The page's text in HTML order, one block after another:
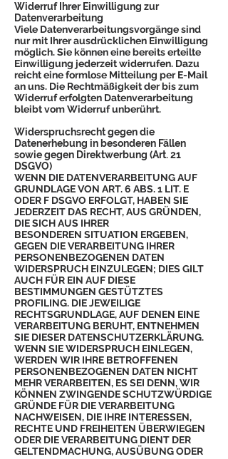
Widerruf Ihrer Einwilligung zur
Datenverarbeitung
Viele Datenverarbeitungsvorgänge sind
nur mit Ihrer ausdrücklichen Einwilligung
möglich. Sie können eine bereits erteilte
Einwilligung jederzeit widerrufen. Dazu
reicht eine formlose Mitteilung per E-Mail
an uns. Die Rechtmäßigkeit der bis zum
Widerruf erfolgten Datenverarbeitung
bleibt vom Widerruf unberührt.
Widerspruchsrecht gegen die
Datenerhebung in besonderen Fällen
sowie gegen Direktwerbung (Art. 21
DSGVO)
WENN DIE DATENVERARBEITUNG AUF
GRUNDLAGE VON ART. 6 ABS. 1 LIT. E
ODER F DSGVO ERFOLGT, HABEN SIE
JEDERZEIT DAS RECHT, AUS GRÜNDEN,
DIE SICH AUS IHRER
BESONDEREN SITUATION ERGEBEN,
GEGEN DIE VERARBEITUNG IHRER
PERSONENBEZOGENEN DATEN
WIDERSPRUCH EINZULEGEN; DIES GILT
AUCH FÜR EIN AUF DIESE
BESTIMMUNGEN GESTÜTZTES
PROFILING. DIE JEWEILIGE
RECHTSGRUNDLAGE, AUF DENEN EINE
VERARBEITUNG BERUHT, ENTNEHMEN
SIE DIESER DATENSCHUTZERKLÄRUNG.
WENN SIE WIDERSPRUCH EINLEGEN,
WERDEN WIR IHRE BETROFFENEN
PERSONENBEZOGENEN DATEN NICHT
MEHR VERARBEITEN, ES SEI DENN, WIR
KÖNNEN ZWINGENDE SCHUTZWÜRDIGE
GRÜNDE FÜR DIE VERARBEITUNG
NACHWEISEN, DIE IHRE INTERESSEN,
RECHTE UND FREIHEITEN ÜBERWIEGEN
ODER DIE VERARBEITUNG DIENT DER
GELTENDMACHUNG, AUSÜBUNG ODER